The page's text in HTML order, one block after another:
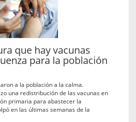
que hay vacunas
para la población
a la población a la calma.
una redistribución de las vacunas en
primaria para abastecer la
en las últimas semanas de la